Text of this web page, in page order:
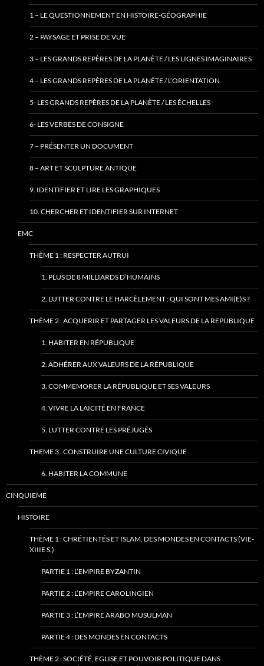
1 – LE QUESTIONNEMENT EN HISTOIRE-GÉOGRAPHIE
2 – PAYSAGE ET PRISE DE VUE
3 – LES GRANDS REPÈRES DE LA PLANÈTE / LES LIGNES IMAGINAIRES
4 – LES GRANDS REPÈRES DE LA PLANÈTE / L’ORIENTATION
5- LES GRANDS REPÈRES DE LA PLANÈTE / LES ÉCHELLES
6- LES VERBES DE CONSIGNE
7 – PRÉSENTER UN DOCUMENT
8 – ART ET SCULPTURE ANTIQUE
9. IDENTIFIER ET LIRE LES GRAPHIQUES
10. CHERCHER ET IDENTIFIER SUR INTERNET
EMC
THÈME 1 : RESPECTER AUTRUI
1. PLUS DE 8 MILLIARDS D’HUMAINS
2. LUTTER CONTRE LE HARCÈLEMENT : QUI SONT MES AMI(E)S ?
THÈME 2 : ACQUERIR ET PARTAGER LES VALEURS DE LA REPUBLIQUE
1. HABITER EN RÉPUBLIQUE
2. ADHÉRER AUX VALEURS DE LA RÉPUBLIQUE
3. COMMEMORER LA RÉPUBLIQUE ET SES VALEURS
4. VIVRE LA LAICITÉ EN FRANCE
5. LUTTER CONTRE LES PRÉJUGÉS
THEME 3 : CONSTRUIRE UNE CULTURE CIVIQUE
6. HABITER LA COMMUNE
CINQUIEME
HISTOIRE
THÈME 1 : CHRÉTIENTÉS ET ISLAM, DES MONDES EN CONTACTS (VIE-
XIIIE S.)
PARTIE 1 : L’EMPIRE BYZANTIN
PARTIE 2 : L’EMPIRE CAROLINGIEN
PARTIE 3 : L’EMPIRE ARABO MUSULMAN
PARTIE 4 : DES MONDES EN CONTACTS
THÈME 2 : SOCIÉTÉ, EGLISE ET POUVOIR POLITIQUE DANS